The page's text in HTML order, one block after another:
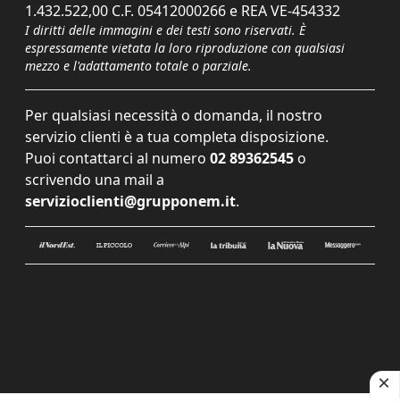
1.432.522,00 C.F. 05412000266 e REA VE-454332
I diritti delle immagini e dei testi sono riservati. È
espressamente vietata la loro riproduzione con qualsiasi
mezzo e l'adattamento totale o parziale.
Per qualsiasi necessità o domanda, il nostro
servizio clienti è a tua completa disposizione.
Puoi contattarci al numero 02 89362545 o
scrivendo una mail a
servizioclienti@grupponem.it.